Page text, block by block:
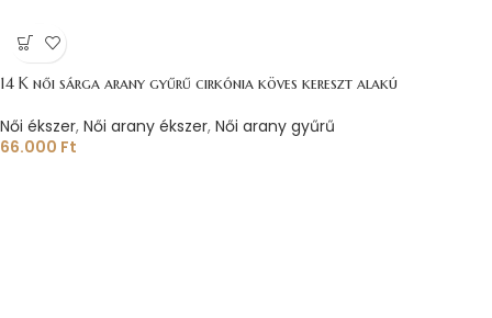
14 K női sárga arany gyűrű cirkónia köves kereszt alakú
Női ékszer, Női arany ékszer, Női arany gyűrű
66.000 Ft